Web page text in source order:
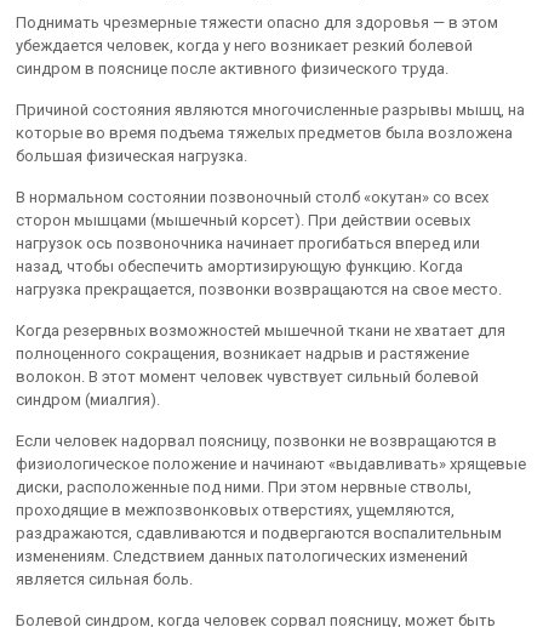
Поднимать чрезмерные тяжести опасно для здоровья — в этом
убеждается человек, когда у него возникает резкий болевой
синдром в пояснице после активного физического труда.
Причиной состояния являются многочисленные разрывы мышц, на
которые во время подъема тяжелых предметов была возложена
большая физическая нагрузка.
В нормальном состоянии позвоночный столб «окутан» со всех
сторон мышцами (мышечный корсет). При действии осевых
нагрузок ось позвоночника начинает прогибаться вперед или
назад, чтобы обеспечить амортизирующую функцию. Когда
нагрузка прекращается, позвонки возвращаются на свое место.
Когда резервных возможностей мышечной ткани не хватает для
полноценного сокращения, возникает надрыв и растяжение
волокон. В этот момент человек чувствует сильный болевой
синдром (миалгия).
Если человек надорвал поясницу, позвонки не возвращаются в
физиологическое положение и начинают «выдавливать» хрящевые
диски, расположенные под ними. При этом нервные стволы,
проходящие в межпозвонковых отверстиях, ущемляются,
раздражаются, сдавливаются и подвергаются воспалительным
изменениям. Следствием данных патологических изменений
является сильная боль.
Болевой синдром, когда человек сорвал поясницу, может быть